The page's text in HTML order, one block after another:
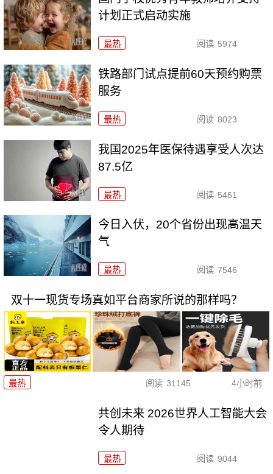
计划正式启动实施
最热 阅读 5974
铁路部门试点提前60天预约购票
服务
最热 阅读 8023
我国2025年医保待遇享受人次达
87.5亿
最热 阅读 5461
今日入伏，20个省份出现高温天
气
最热 阅读 7546
双十一现货专场真如平台商家所说的那样吗？
最热 阅读 31145 4小时前
共创未来 2026世界人工智能大会
令人期待
最热 阅读 9044